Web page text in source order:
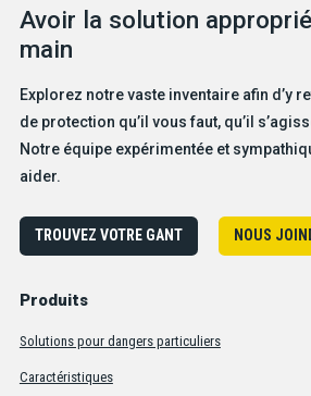
Avoir la solution
main
Explorez notre vaste inventaire afin d’y
de protection qu’il vous faut, qu’il
Notre équipe expérimentée et
aider.
TROUVEZ VOTRE GANT NOUS
Produits
Solutions pour dangers particuliers
Caractéristiques